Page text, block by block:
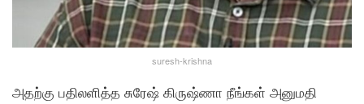
suresh-krishna
அதற்கு பதிலளித்த சுரேஷ் கிருஷ்ணா நீங்கள் அனுமதி